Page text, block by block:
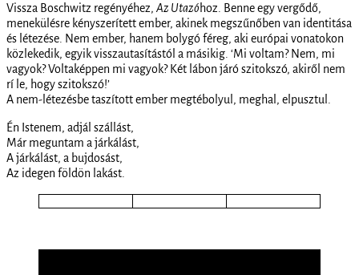
Vissza Boschwitz regényéhez, Az Utazóhoz. Benne egy vergődő,
menekülésre kényszerített ember, akinek megszűnőben van identitása
és létezése. Nem ember, hanem bolygó féreg, aki európai vonatokon
közlekedik, egyik visszautasítástól a másikig. ‘Mi voltam? Nem, mi
vagyok? Voltaképpen mi vagyok? Két lábon járó szitokszó, akiről nem
rí le, hogy szitokszó!’
A nem-létezésbe taszított ember megtébolyul, meghal, elpusztul.
Én Istenem, adjál szállást,
Már meguntam a járkálást,
A járkálást, a bujdosást,
Az idegen földön lakást.